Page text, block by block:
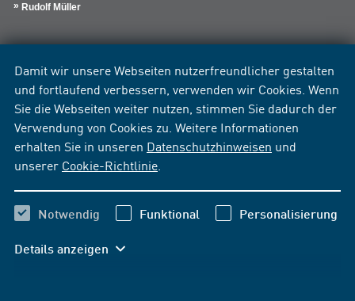
Damit wir unsere Webseiten nutzerfreundlicher gestalten
und fortlaufend verbessern, verwenden wir Cookies. Wenn
Sie die Webseiten weiter nutzen, stimmen Sie dadurch der
Verwendung von Cookies zu. Weitere Informationen
erhalten Sie in unseren Datenschutzhinweisen und
unserer Cookie-Richtlinie
Notwendig Funktional Personalisierung
Details anzeigen
Rudolf Müller